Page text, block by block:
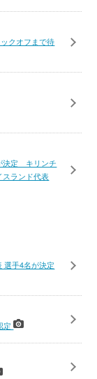
クオフまで待
決定 キリンチ
スランド代表
選手4名が決定
定